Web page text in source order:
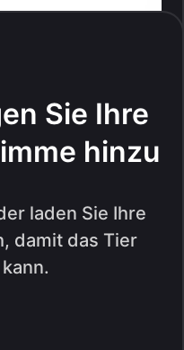
Sie Ihre
hinzu
laden Sie Ihre
damit das Tier